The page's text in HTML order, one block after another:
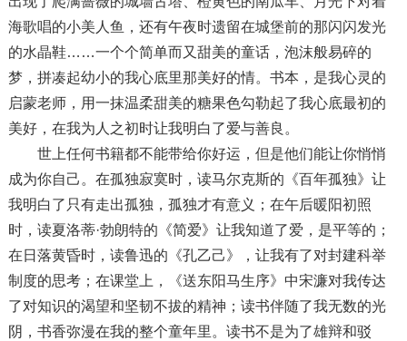
海歌唱的小美人鱼，还有午夜时遗留在城堡前的那闪闪发光
的水晶鞋……一个个简单而又甜美的童话，泡沫般易碎的
梦，拼凑起幼小的我心底里那美好的情。书本，是我心灵的
启蒙老师，用一抹温柔甜美的糖果色勾勒起了我心底最初的
美好，在我为人之初时让我明白了爱与善良。
世上任何书籍都不能带给你好运，但是他们能让你悄悄
成为你自己。在孤独寂寞时，读马尔克斯的《百年孤独》让
我明白了只有走出孤独，孤独才有意义；在午后暖阳初照
时，读夏洛蒂·勃朗特的《简爱》让我知道了爱，是平等的；
在日落黄昏时，读鲁迅的《孔乙己》，让我有了对封建科举
制度的思考；在课堂上，《送东阳马生序》中宋濂对我传达
了对知识的渴望和坚韧不拔的精神；读书伴随了我无数的光
阴，书香弥漫在我的整个童年里。读书不是为了雄辩和驳